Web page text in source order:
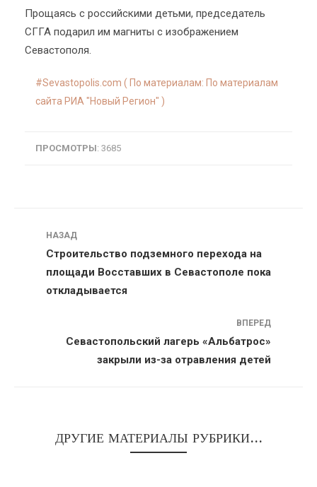
Прощаясь с российскими детьми, председатель
СГГА подарил им магниты с изображением
Севастополя.
Sevastopolis.com ( По материалам: По материалам
сайта РИА "Новый Регион" )
ПРОСМОТРЫ: 3685
Навигация
НАЗАД
Строительство подземного перехода на
площади Восставших в Севастополе пока
откладывается
ВПЕРЕД
Севастопольский лагерь «Альбатрос»
закрыли из-за отравления детей
ДРУГИЕ МАТЕРИАЛЫ РУБРИКИ...